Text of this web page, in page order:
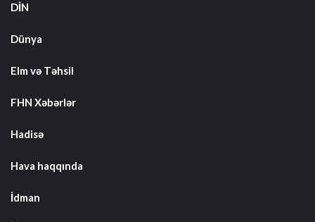
DİN
Dünya
Elm və Təhsil
FHN Xəbərlər
Hadisə
Hava haqqında
İdman